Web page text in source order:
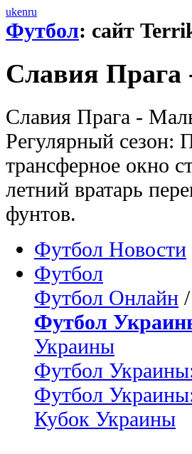
ukenru
Футбол: сайт
Славия
Славия Прага -
Регулярный сезон:
трансферное окно
летний вратарь
фунтов.
Футбол Новости
Футбол
Футбол Онлайн /
Футбол
Украины
Футбол
Футбол
Кубок Украины